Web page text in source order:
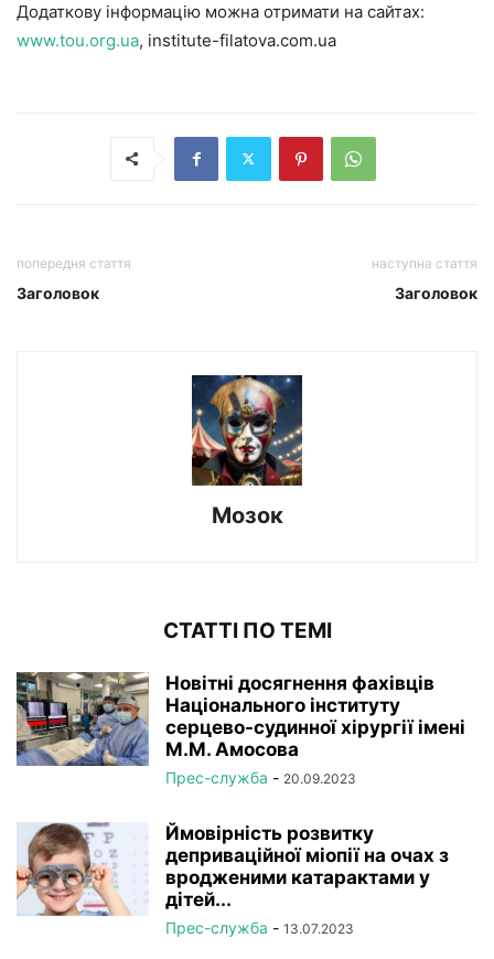
Додаткову інформацію можна отримати на сайтах:
www.tou.org.ua, institute-filatova.com.ua
попередня стаття
Заголовок
наступна стаття
Заголовок
Мозок
СТАТТІ ПО ТЕМІ
Новітні досягнення фахівців
Національного інституту
серцево-судинної хірургії імeні
М.М. Амосова
Прес-служба - 20.09.2023
Ймовірність розвитку
деприваційної міопії на очах з
вродженими катарактами у
дітей...
Прес-служба - 13.07.2023